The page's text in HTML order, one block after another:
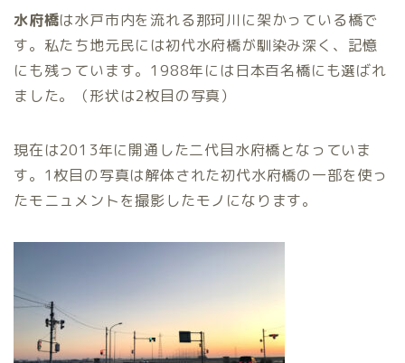
水府橋は水戸市内を流れる那珂川に架かっている橋で
す。私たち地元民には初代水府橋が馴染み深く、記憶
にも残っています。1988年には日本百名橋にも選ばれ
ました。（形状は2枚目の写真）
現在は2013年に開通した二代目水府橋となっていま
す。1枚目の写真は解体された初代水府橋の一部を使っ
たモニュメントを撮影したモノになります。